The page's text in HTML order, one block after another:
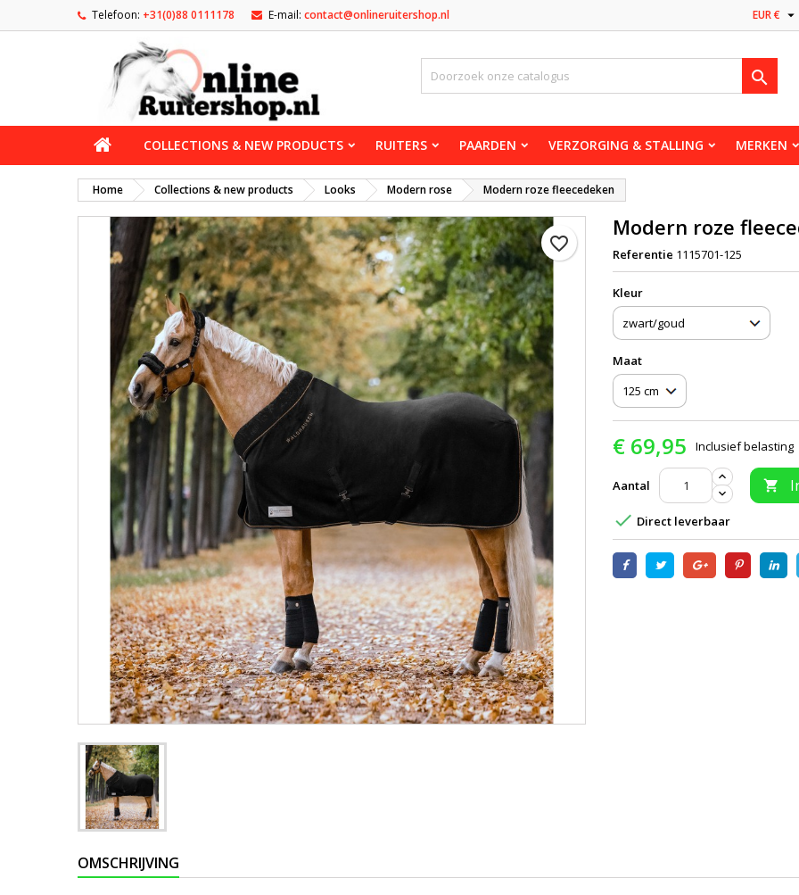
Telefoon: +31(0)88 0111178 E-mail: contact@onlineruitershop.nl EUR € 

COLLECTIONS & NEW PRODUCTS RUITERS PAARDEN VERZORGING & STALLING MERKEN
Home Collections & new products Looks Modern rose Modern roze fleecedeken
favorite_border
Modern roze
Referentie 1115701-125
Kleur
Maat
€ 69,95 Inclusief belasting
Aantal 
 Direct leverbaar
OMSCHRIJVING